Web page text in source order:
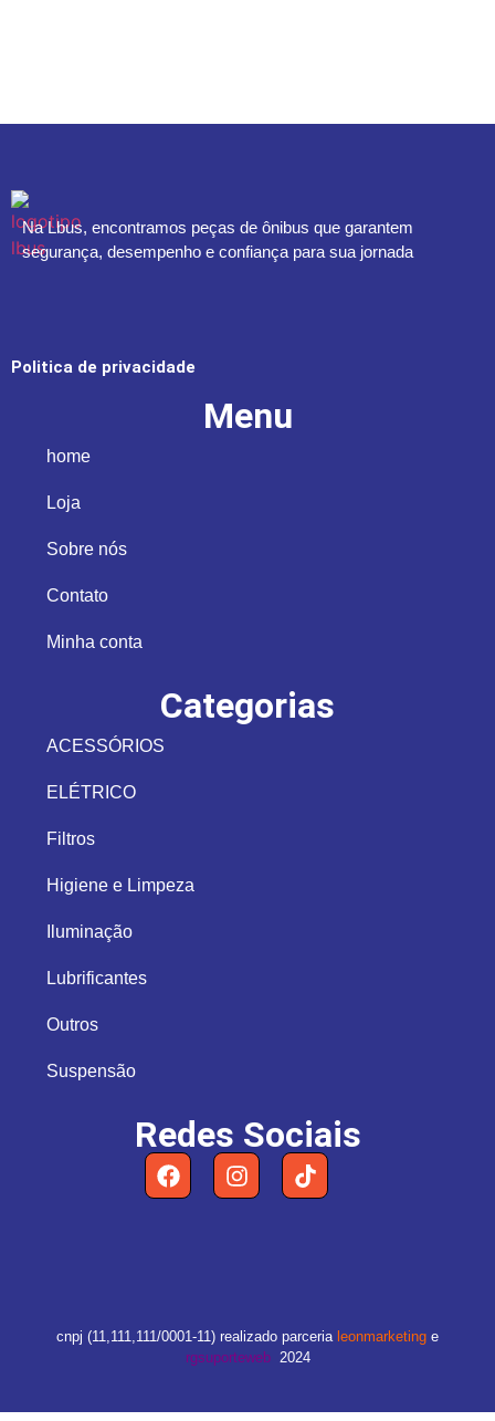
Na Lbus, encontramos peças de ônibus que garantem
segurança, desempenho e confiança para sua jornada
Politica de privacidade
Menu
home
Loja
Sobre nós
Contato
Minha conta
Categorias
ACESSÓRIOS
ELÉTRICO
Filtros
Higiene e Limpeza
Iluminação
Lubrificantes
Outros
Suspensão
Redes Sociais
cnpj (11,111,111/0001-11) realizado parceria leonmarketing e
rgsuporteweb 2024